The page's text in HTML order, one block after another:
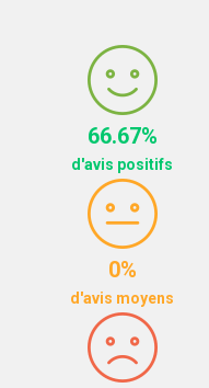
66.67%
d'avis positifs
0%
d'avis moyens